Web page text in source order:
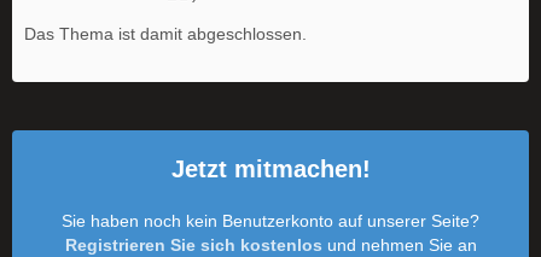
Das Thema ist damit abgeschlossen.
Jetzt mitmachen!
Sie haben noch kein Benutzerkonto auf unserer Seite?
Registrieren Sie sich kostenlos und nehmen Sie an